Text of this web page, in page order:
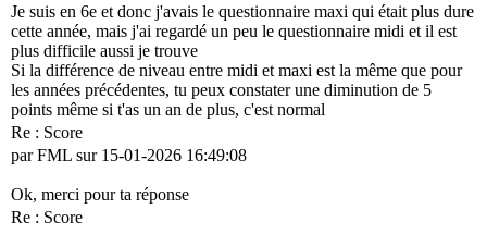
Je suis en 6e et donc j'avais le questionnaire maxi qui était plus dure
cette année, mais j'ai regardé un peu le questionnaire midi et il est
plus difficile aussi je trouve
Si la différence de niveau entre midi et maxi est la même que pour
les années précédentes, tu peux constater une diminution de 5
points même si t'as un an de plus, c'est normal
Re : Score
par FML sur 15-01-2026 16:49:08
Ok, merci pour ta réponse
Re : Score